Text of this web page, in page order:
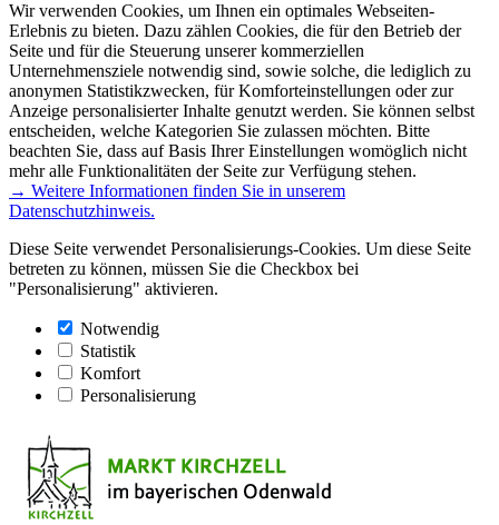
Wir verwenden Cookies, um Ihnen ein optimales Webseiten-
Erlebnis zu bieten. Dazu zählen Cookies, die für den Betrieb der
Seite und für die Steuerung unserer kommerziellen
Unternehmensziele notwendig sind, sowie solche, die lediglich zu
anonymen Statistikzwecken, für Komforteinstellungen oder zur
Anzeige personalisierter Inhalte genutzt werden. Sie können selbst
entscheiden, welche Kategorien Sie zulassen möchten. Bitte
beachten Sie, dass auf Basis Ihrer Einstellungen womöglich nicht
mehr alle Funktionalitäten der Seite zur Verfügung stehen.
→ Weitere Informationen finden Sie in unserem
Datenschutzhinweis.
Diese Seite verwendet Personalisierungs-Cookies. Um diese Seite
betreten zu können, müssen Sie die Checkbox bei
"Personalisierung" aktivieren.
Notwendig
Statistik
Komfort
Personalisierung